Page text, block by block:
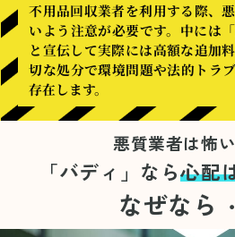
不用品回収業者を利用する際、
いよう注意が必要です。中には
と宣伝して実際には高額な追加
切な処分で環境問題や法的トラ
存在します。
悪質業者は怖い
「バディ」なら心配
なぜなら